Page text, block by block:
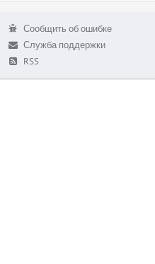
Сообщить об ошибке
Служба поддержки
RSS